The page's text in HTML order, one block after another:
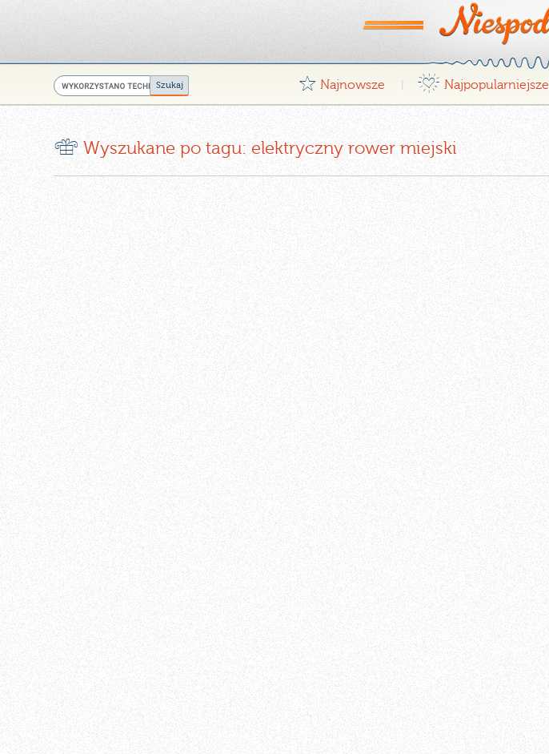
G Najnowsze ¤ Najpopularniejsze
r Wyszukane po tagu: elektryczny rower miejski